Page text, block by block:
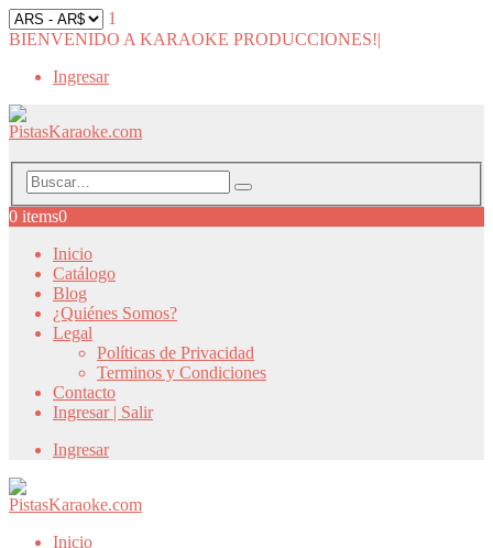
1
BIENVENIDO A KARAOKE PRODUCCIONES!|
Ingresar
0 items0
Inicio
Catálogo
Blog
¿Quiénes Somos?
Legal
Políticas de Privacidad
Terminos y Condiciones
Contacto
Ingresar | Salir
Ingresar
Inicio